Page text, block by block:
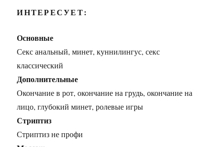
ИНТЕРЕСУЕТ:
Основные
Секс анальный, минет, куннилингус, секс
классический
Дополнительные
Окончание в рот, окончание на грудь, окончание на
лицо, глубокий минет, ролевые игры
Стриптиз
Стриптиз не профи